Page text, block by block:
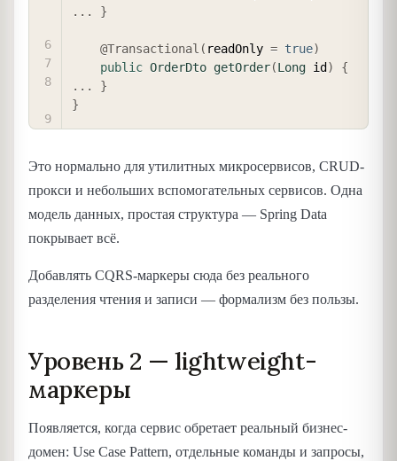
. . . }
@Transactional ( readOnly = true)
public OrderDto getOrder(Long id )
{
. . .
}
}
Это нормально для утилитных микросервисов, CRUD-
прокси и небольших вспомогательных сервисов. Одна
модель данных, простая структура — Spring Data
покрывает всё.
Добавлять CQRS-маркеры сюда без реального
разделения чтения и записи — формализм без пользы.
Уровень 2 — lightweight-
маркеры
Появляется, когда сервис обретает реальный бизнес-
домен: Use Case Pattern, отдельные команды и запросы,